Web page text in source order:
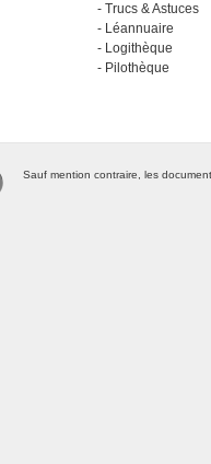
Trucs & Astuces
Léannuaire
Logithèque
Pilothèque
Sauf mention contraire, les